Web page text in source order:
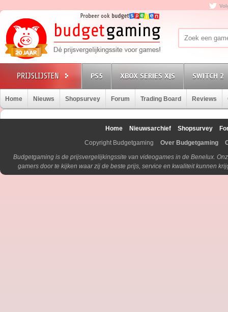
PS5 XBOX SERIES X|S SWITCH 2
Home Nieuws Shopsurvey Forum Trading Board Reviews
Home Nieuwsarchief Shopsurvey
Copyright Budgetgaming
Over Budgetgaming
Budgetgaming is de prijsvergelijkingssite van videogames in de Benelux.
gamers door te kijken waar zij de beste prijs, service en kwaliteit kunnen